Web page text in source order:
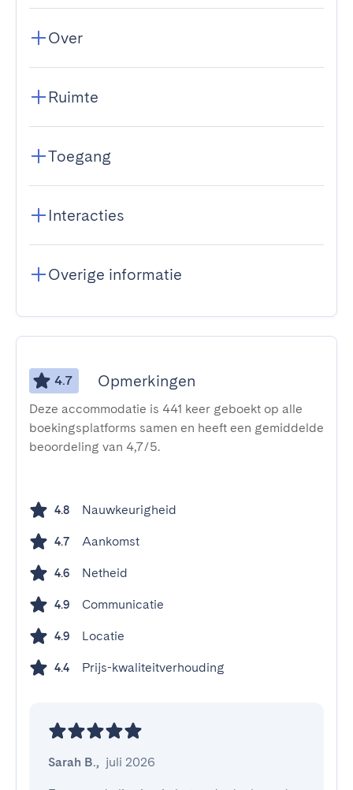
Over
Ruimte
Toegang
Interacties
Overige informatie
4.7 Opmerkingen
Deze accommodatie is 441 keer geboekt op alle
boekingsplatforms samen en heeft een gemiddelde
beoordeling van 4,7/5.
4.8 Nauwkeurigheid
4.7 Aankomst
4.6 Netheid
4.9 Communicatie
4.9 Locatie
4.4 Prijs-kwaliteitverhouding
Sarah B., juli 2026